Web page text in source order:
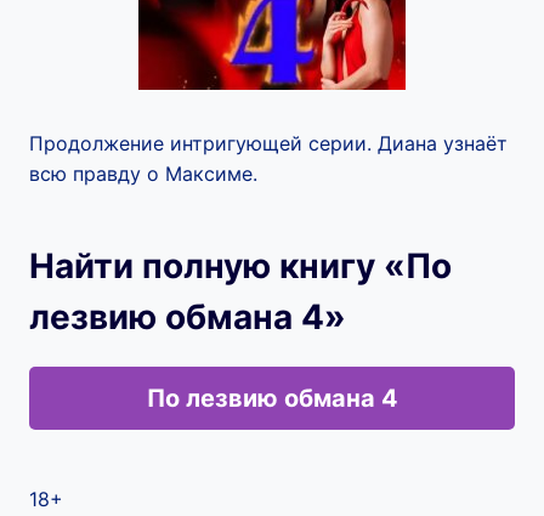
Продолжение интригующей серии. Диана узнаёт
всю правду о Максиме.
Найти полную книгу «По
лезвию обмана 4»
По лезвию обмана 4
18+